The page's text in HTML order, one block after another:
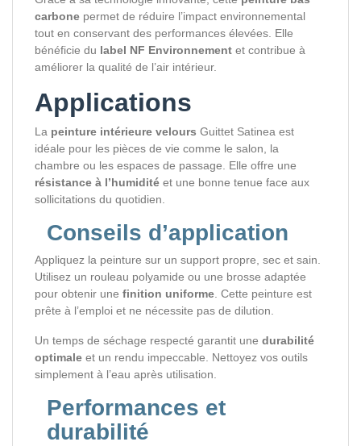
carbone permet de réduire l’impact environnemental
tout en conservant des performances élevées. Elle
bénéficie du label NF Environnement et contribue à
améliorer la qualité de l’air intérieur.
Applications
La peinture intérieure velours Guittet Satinea est
idéale pour les pièces de vie comme le salon, la
chambre ou les espaces de passage. Elle offre une
résistance à l’humidité et une bonne tenue face aux
sollicitations du quotidien.
Conseils d’application
Appliquez la peinture sur un support propre, sec et sain.
Utilisez un rouleau polyamide ou une brosse adaptée
pour obtenir une finition uniforme. Cette peinture est
prête à l’emploi et ne nécessite pas de dilution.
Un temps de séchage respecté garantit une durabilité
optimale et un rendu impeccable. Nettoyez vos outils
simplement à l’eau après utilisation.
Performances et
durabilité